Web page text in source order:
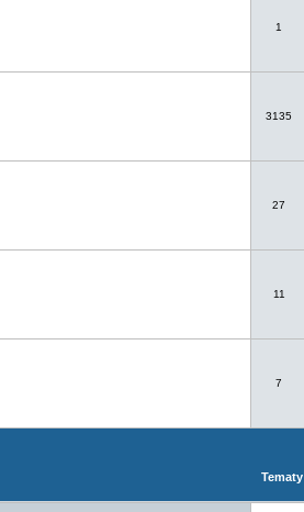
1
3135
27
11
7
Tematy